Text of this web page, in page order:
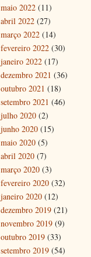
maio 2022 (11)
abril 2022 (27)
março 2022 (14)
fevereiro 2022 (30)
janeiro 2022 (17)
dezembro 2021 (36)
outubro 2021 (18)
setembro 2021 (46)
julho 2020 (2)
junho 2020 (15)
maio 2020 (5)
abril 2020 (7)
março 2020 (3)
fevereiro 2020 (32)
janeiro 2020 (12)
dezembro 2019 (21)
novembro 2019 (9)
outubro 2019 (33)
setembro 2019 (54)